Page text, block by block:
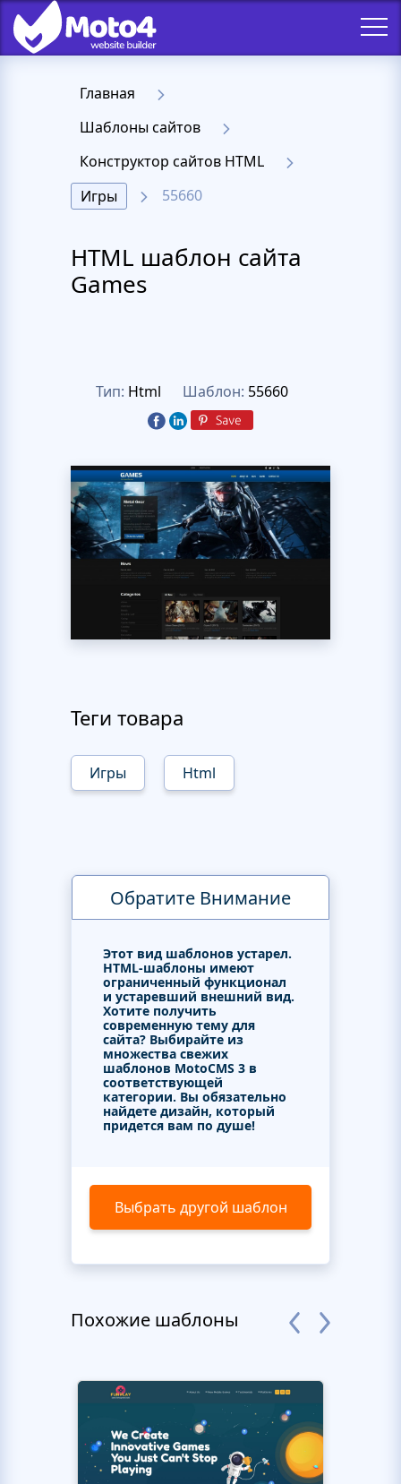
Главная
Шаблоны сайтов
Конструктор сайтов HTML
Игры
55660
HTML шаблон сайта
Games
Тип: Html Шаблон: 55660
Теги товара
Игры Html
Обратите Внимание
Этот вид шаблонов устарел.
HTML-шаблоны имеют
ограниченный функционал
и устаревший внешний вид.
Хотите получить
современную тему для
сайта? Выбирайте из
множества свежих
шаблонов MotoCMS 3 в
соответствующей
категории. Вы обязательно
найдете дизайн, который
придется вам по душе!
Выбрать другой шаблон
Похожие шаблоны